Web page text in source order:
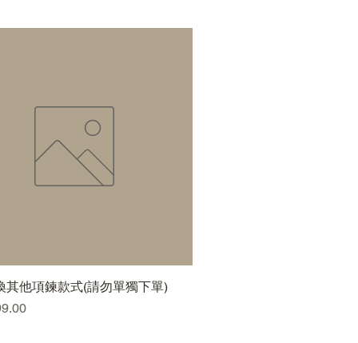
快速瀏覽
其他項鍊款式(請勿單獨下單)